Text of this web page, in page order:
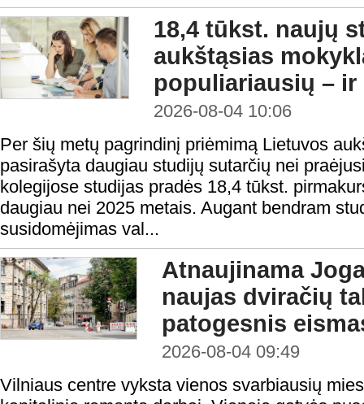
18,4 tūkst. naujų
aukštąsias
populiariausių –
2026-08-04 10:06
Per šių metų pagrindinį priėmimą Lietuvos
pasirašyta daugiau studijų sutarčių nei
kolegijose studijas pradės 18,4 tūkst.
daugiau nei 2025 metais. Augant bendram
susidomėjimas val...
Atnaujinama
naujas dviračių
patogesnis
2026-08-04 09:49
Vilniaus centre vyksta vienos svarbiausių